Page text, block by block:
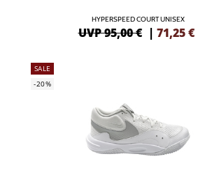
HYPERSPEED COURT UNISEX
UVP 95,00 € | 71,25 €
SALE
-20%